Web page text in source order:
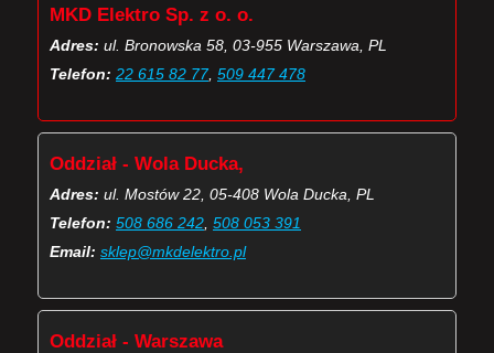
MKD Elektro Sp. z o. o.
Adres: ul. Bronowska 58, 03-955 Warszawa, PL
Telefon: 22 615 82 77, 509 447 478
Oddział - Wola Ducka,
Adres: ul. Mostów 22, 05-408 Wola Ducka, PL
Telefon: 508 686 242 508 053 391
Email: sklep@mkdelektro.pl
Oddział - Warszawa